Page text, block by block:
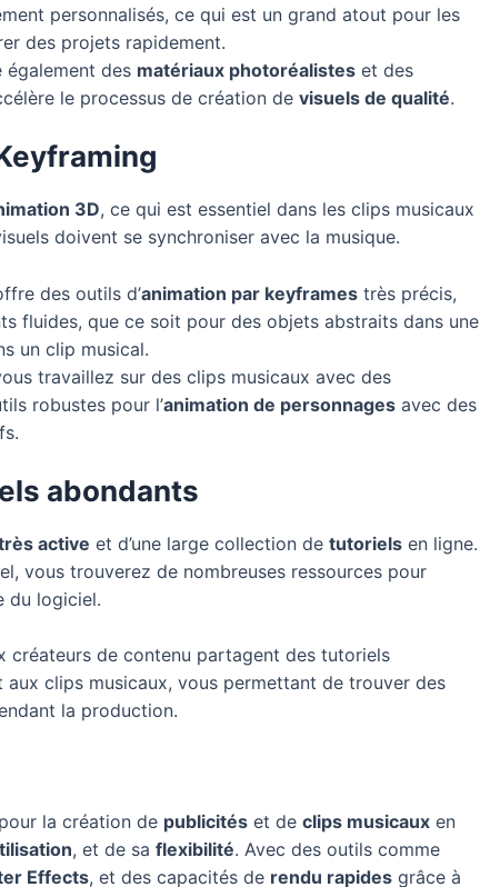
personnalisés, ce qui est un grand atout pour les
des projets rapidement.
également des matériaux photoréalistes et des
le processus de création de visuels de qualité.
3D, ce qui est essentiel dans les clips musicaux
doivent se synchroniser avec la musique.
des outils d’animation par keyframes très précis,
fluides, que ce soit pour des objets abstraits dans une
un clip musical.
travaillez sur des clips musicaux avec des
robustes pour l’animation de personnages avec des
abondants
active et d’une large collection de tutoriels en ligne.
vous trouverez de nombreuses ressources pour
du logiciel.
créateurs de contenu partagent des tutoriels
clips musicaux, vous permettant de trouver des
la production.
la création de publicités et de clips musicaux en
, et de sa flexibilité. Avec des outils comme
Effects, et des capacités de rendu rapides grâce à